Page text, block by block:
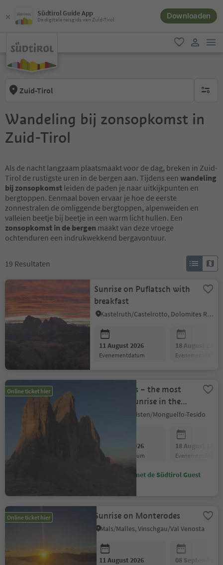
Südtirol Guide App
De digitale reisgids van Zuid-Tirol Downloaden
favoriet
Zuid-Tirol geen
Wandeling bij zonsopkomst in
Zuid-Tirol
Als de nacht langzaam plaatsmaakt voor de dag, breken in Zuid-
Tirol de rustigste uren in de bergen aan. Tijdens een wandeling
bij zonsopkomst leiden de paden je naar uitkijkpunten en
bergtoppen. Eenmaal boven ervaar je hoe de eerste
zonnestralen de omliggende bergtoppen, alpenweiden en
valleien beetje bij beetje in een warm licht hullen. Een
zonsopkomst in de bergen maakt van deze vroege
ochtenduren een indrukwekkend bergavontuur.
19 Resultaten
Sunrise on Puflatsch with
breakfast
Kastelruth/Castelrotto, Dolomites Region Seiser Alm
11 August 2026
evenementdatum
18 August 2026
evenementdatum
Online ticket hier
Three Peaks – the most
beautiful sunrise in the
Welsberg-Taisten/Monguelfo-Tesido
11 August 2026
evenementdatum
18 August 2026
evenementdatum
Bespaar met de Südtirol Guest
Online ticket hier Sunrise on Monterodes
Mals/Malles, Vinschgau/Val Venosta
11 August 2026 08 September